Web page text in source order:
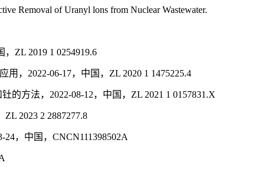
Removal of Uranyl lons from Nuclear Wastewater.
ZL 2019 1 0254919.6
，2022-06-17，中国，ZL 2020 1 1475225.4
方法，2022-08-12，中国，ZL 2021 1 0157831.X
2023 2 2887277.8
，中国，CNCN111398502A